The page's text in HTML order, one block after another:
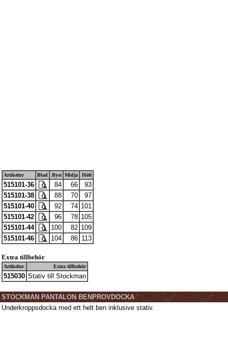
Artikelnr Blad Byst Midja Höft
515101-36 84 66
93
515101-38
88 70
97
515101-40
92 74 101
515101-42
96 78 105
515101-44
100 82 109
515101-46
104 86 113
Extra tillbehör
Artikelnr Extra tillbehör
515030 Stativ till Stockman
STOCKMAN PANTALON BENPROVDOCKA
Underkroppsdocka med ett helt ben inklusive stativ.